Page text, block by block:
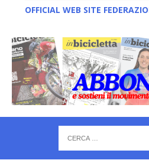
OFFICIAL WEB SITE